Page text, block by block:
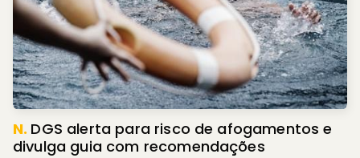
N. DGS alerta para risco de afogamentos e
divulga guia com recomendações